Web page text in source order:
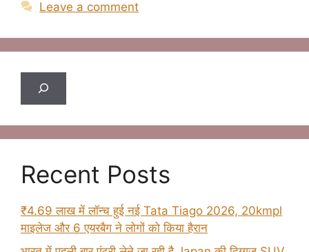
Leave a comment
Search
Recent Posts
₹4.69 लाख में लॉन्च हुई नई Tata Tiago 2026, 20kmpl
माइलेज और 6 एयरबैग ने लोगों को किया हैरान